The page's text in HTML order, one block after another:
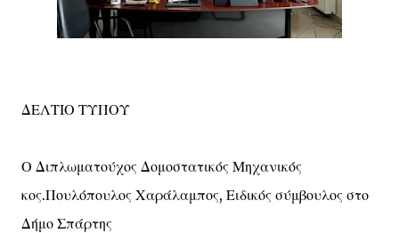
ΔΕΛΤΙΟ ΤΥΠΟΥ
Ο Διπλωματούχος Δομοστατικός Μηχανικός
κος.Πουλόπουλος Χαράλαμπος, Ειδικός σύμβουλος στο
Δήμο Σπάρτης